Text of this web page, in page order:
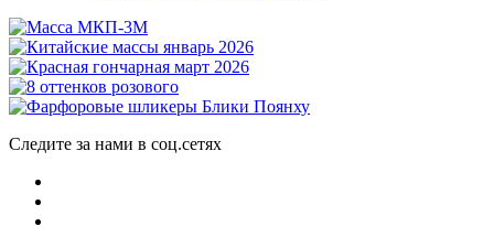
Следите за нами в соц.сетях